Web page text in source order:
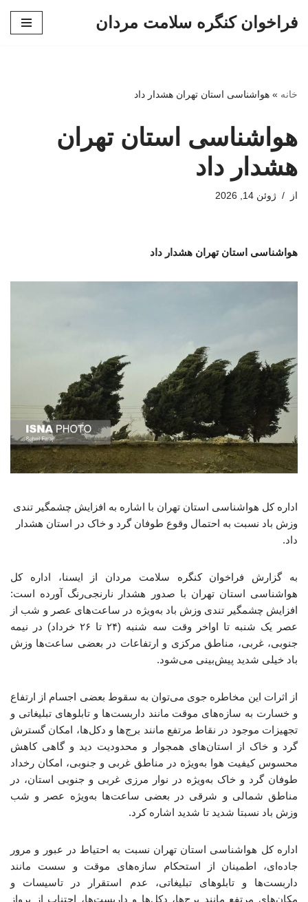
فراخوان کنگره سلامت مردان
خانه » هواشناسی استان تهران هشدار داد
هواشناسی استان تهران
هشدار داد
از ژوئن 14, 2026
هواشناسی استان تهران هشدار داد
اداره کل هواشناسی استان تهران با اشاره به افزایش چشمگیر تندی
وزش باد نسبت به احتمال وقوع طوفان گرد و خاک در استان هشدار
داد.
به گزارش فراخوان کنگره سلامت مردان از ایسنا، اداره کل
هواشناسی استان تهران با صدور هشدار نارنجی‌رنگ آورده است:
افزایش چشمگیر تندی وزش باد به‌ویژه در ساعت‌های عصر و شب از
عصر یک شنبه تا اواخر وقت سه شنبه (۲۴ تا ۲۶ خرداد) در نیمه
جنوبی، غربی، مناطق مرکزی و ارتفاعات در بعضی ساعت‌ها وزش
باد خیلی شدید پیش‌بینی می‌شود.
از اثرات این مخاطره جوی می‌توان به سقوط بعضی اجسام از ارتفاع
و خسارت به سازه‌های موقت مانند داربست‌ها و تابلوهای تبلیغاتی و
تجهیزات موجود در نقاط مرتفع مانند برج‌ها و دکل‌ها، امکان گسترش
گرد و خاک از استان‌های همجوار و محدودیت دید و گاهی کاهش
محسوس کیفیت هوا به‌ویژه در مناطق غربی و جنوبی، امکان رخداد
طوفان گرد و خاک به‌ویژه در نوار مرزی غربی و جنوبی استان، در
مناطق شمالی و شرقی در بعضی ساعت‌ها به‌ویژه عصر و شب
وزش باد نسبتا شدید تا شدید اشاره کرد.
اداره کل هواشناسی استان تهران نسبت به احتیاط در عبور و مرور
جاده‌ای، اطمینان از استحکام سازه‌های موقت و سست مانند
داربست‌ها و تابلوهای تبلیغاتی، عدم استقرار در تاسیسات و
مکان‌های مرتفع مانند برج‌ها، دکل‌ها و داربست‌ها، اجتناب از پرواز